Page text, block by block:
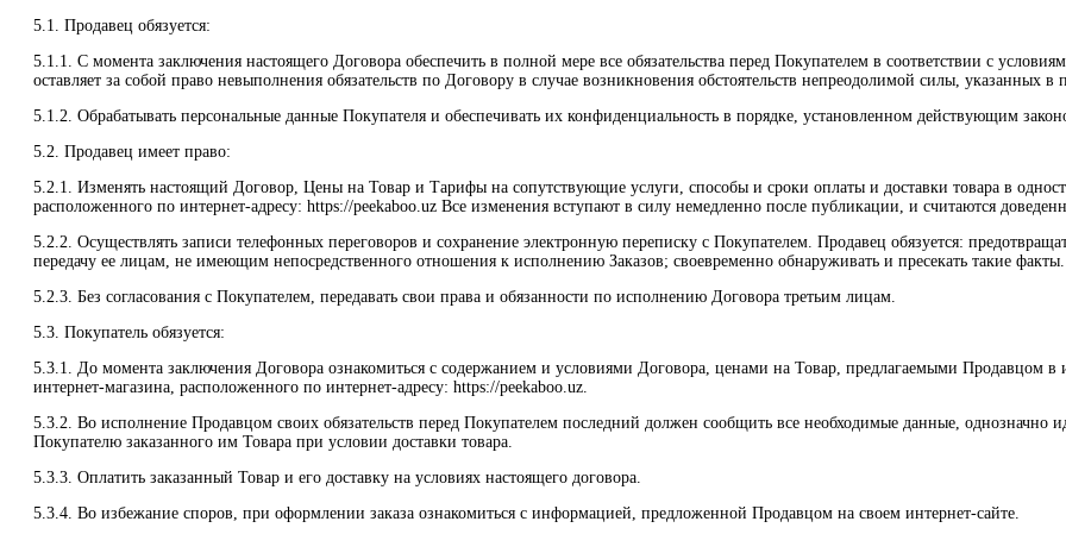
5.1. Продавец обязуется:
5.1.1. С момента заключения настоящего Договора обеспечить в полной мере все обязательства перед Покупателем в соответствии с
оставляет за собой право невыполнения обязательств по Договору в случае возникновения обстоятельств непреодолимой силы, указанных в
5.1.2. Обрабатывать персональные данные Покупателя и обеспечивать их конфиденциальность в порядке, установленном действующим
5.2. Продавец имеет право:
5.2.1. Изменять настоящий Договор, Цены на Товар и Тарифы на сопутствующие услуги, способы и сроки оплаты и доставки товара в
расположенного по интернет-адресу: https://peekaboo.uz Все изменения вступают в силу немедленно после публикации, и считаются
5.2.2. Осуществлять записи телефонных переговоров и сохранение электронную переписку с Покупателем. Продавец обязуется:
передачу ее лицам, не имеющим непосредственного отношения к исполнению Заказов; своевременно обнаруживать и пресекать такие факты.
5.2.3. Без согласования с Покупателем, передавать свои права и обязанности по исполнению Договора третьим лицам.
5.3. Покупатель обязуется:
5.3.1. До момента заключения Договора ознакомиться с содержанием и условиями Договора, ценами на Товар, предлагаемыми Продавцом в
интернет-магазина, расположенного по интернет-адресу: https://peekaboo.uz.
5.3.2. Во исполнение Продавцом своих обязательств перед Покупателем последний должен сообщить все необходимые данные, однозначно
Покупателю заказанного им Товара при условии доставки товара.
5.3.3. Оплатить заказанный Товар и его доставку на условиях настоящего договора.
5.3.4. Во избежание споров, при оформлении заказа ознакомиться с информацией, предложенной Продавцом на своем интернет-сайте.